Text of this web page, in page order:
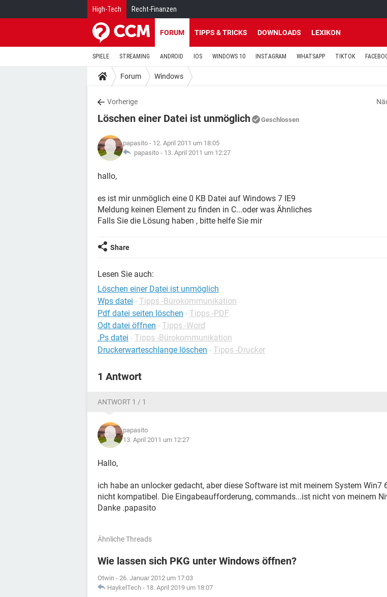
High-Tech Recht-Finanzen
FORUM TIPPS & TRICKS DOWNLOADS LEXIKON
SPIELE STREAMING ANDROID IOS WINDOWS 10 INSTAGRAM WHATSAPP TIKTOK
Forum Windows
Vorherige
Löschen einer Datei ist unmöglich Geschlossen
papasito - 12. April 2011 um 18:05
papasito - 13. April 2011 um 12:27
hallo,
es ist mir unmöglich eine 0 KB Datei auf Windows 7 IE9
Meldung keinen Element zu finden in C...oder was Ähnliches
Falls Sie die Lösung haben , bitte helfe Sie mir
Share
Lesen Sie auch:
Löschen einer Datei ist unmöglich
Wps datei - Tipps -Bürokommunikation
Pdf datei seiten löschen - Tipps -PDF
Odt datei öffnen - Tipps -Word
.Ps datei - Tipps -Bürokommunikation
Druckerwarteschlange löschen - Tipps -Drucker
1 Antwort
ANTWORT 1 / 1
papasito
13. April 2011 um 12:27
Hallo,
ich habe an unlocker gedacht, aber diese Software ist mit meinem System Win7
nicht kompatibel. Die Eingabeaufforderung, commands...ist nicht von meinem
Danke .papasito
Ähnliche Threads
Wie lassen sich PKG unter Windows öffnen?
Otwin - 26. Januar 2012 um 17:03
HaykelTech - 18. April 2019 um 18:07